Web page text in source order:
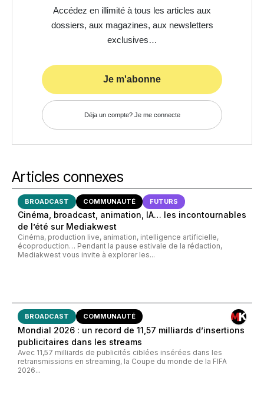
Accédez en illimité à tous les articles aux
dossiers, aux magazines, aux newsletters
exclusives…
Je m'abonne
Déja un compte? Je me connecte
Articles connexes
BROADCAST COMMUNAUTÉ FUTURS
Cinéma, broadcast, animation, IA… les incontournables
de l’été sur Mediakwest
Cinéma, production live, animation, intelligence artificielle,
écoproduction… Pendant la pause estivale de la rédaction,
Mediakwest vous invite à explorer les...
BROADCAST COMMUNAUTÉ
Mondial 2026 : un record de 11,57 milliards d’insertions
publicitaires dans les streams
Avec 11,57 milliards de publicités ciblées insérées dans les
retransmissions en streaming, la Coupe du monde de la FIFA
2026...